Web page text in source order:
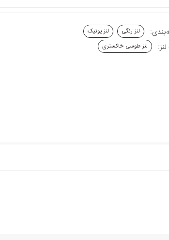
لنز رنگی لنز یونیک
لنز طوسی خاکستری